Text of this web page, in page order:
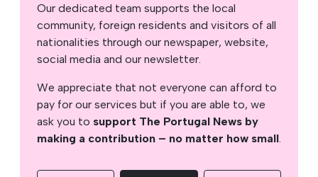
Our dedicated team supports the local
community, foreign residents and visitors of all
nationalities through our newspaper, website,
social media and our newsletter.
We appreciate that not everyone can afford to
pay for our services but if you are able to, we
ask you to support The Portugal News by
making a contribution – no matter how small.